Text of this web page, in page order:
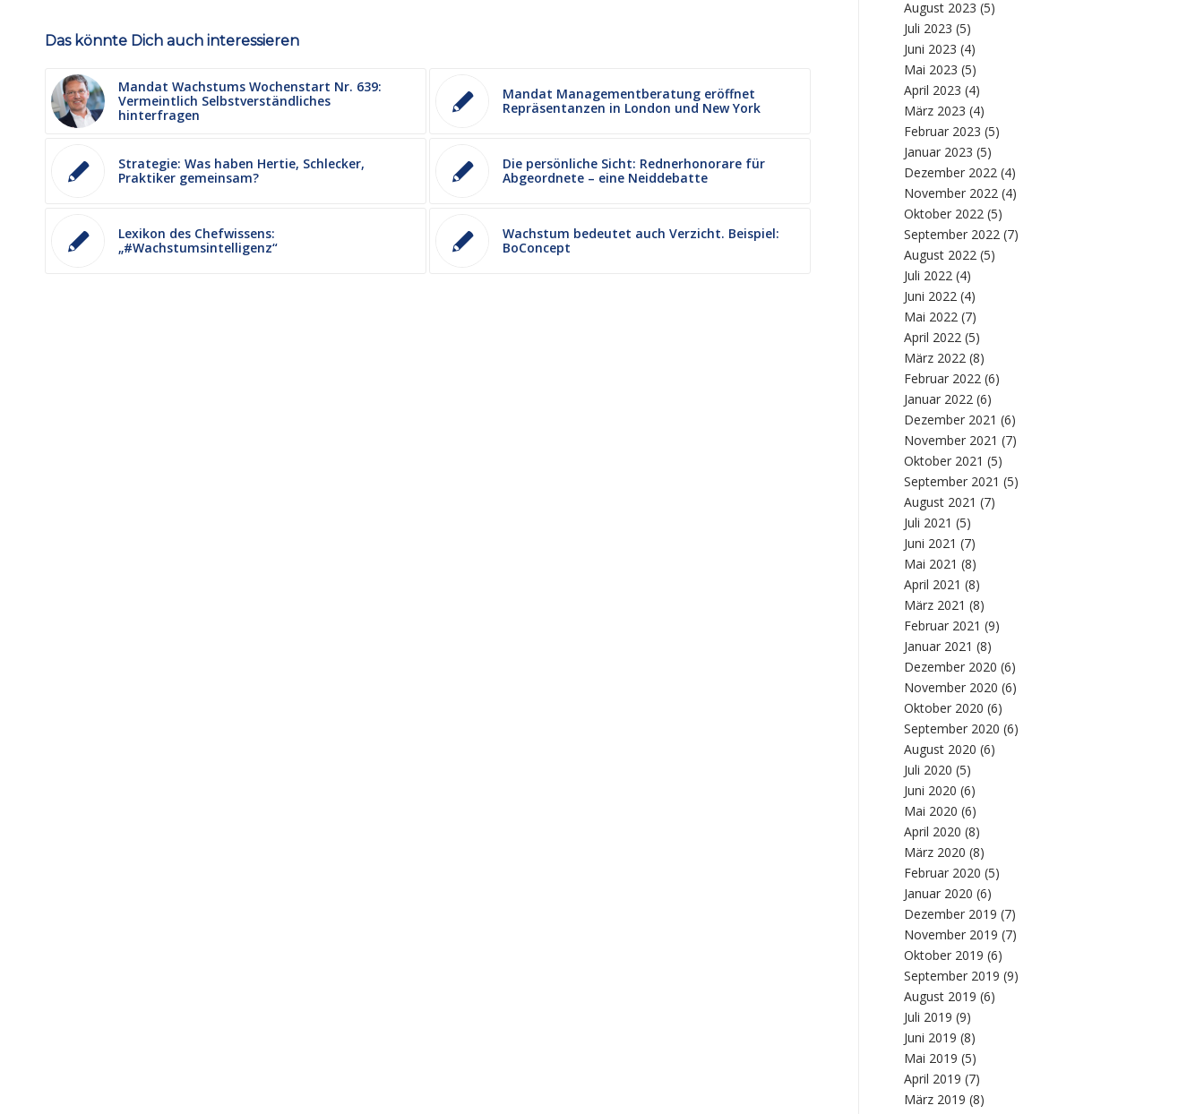
Das könnte Dich auch interessieren
Mandat Wachstums Wochenstart Nr. 639:
Vermeintlich Selbstverständliches
hinterfragen
Mandat Managementberatung eröffnet
Repräsentanzen in London und New York
Strategie: Was haben Hertie, Schlecker,
Praktiker gemeinsam?
Die persönliche Sicht: Rednerhonorare für
Abgeordnete – eine Neiddebatte
Lexikon des Chefwissens:
„#Wachstumsintelligenz“
Wachstum bedeutet auch Verzicht. Beispiel:
BoConcept
August 2023 (5)
Juli 2023 (5)
Juni 2023 (4)
Mai 2023 (5)
April 2023 (4)
März 2023 (4)
Februar 2023 (5)
Januar 2023 (5)
Dezember 2022 (4)
November 2022 (4)
Oktober 2022 (5)
September 2022 (7)
August 2022 (5)
Juli 2022 (4)
Juni 2022 (4)
Mai 2022 (7)
April 2022 (5)
März 2022 (8)
Februar 2022 (6)
Januar 2022 (6)
Dezember 2021 (6)
November 2021 (7)
Oktober 2021 (5)
September 2021 (5)
August 2021 (7)
Juli 2021 (5)
Juni 2021 (7)
Mai 2021 (8)
April 2021 (8)
März 2021 (8)
Februar 2021 (9)
Januar 2021 (8)
Dezember 2020 (6)
November 2020 (6)
Oktober 2020 (6)
September 2020 (6)
August 2020 (6)
Juli 2020 (5)
Juni 2020 (6)
Mai 2020 (6)
April 2020 (8)
März 2020 (8)
Februar 2020 (5)
Januar 2020 (6)
Dezember 2019 (7)
November 2019 (7)
Oktober 2019 (6)
September 2019 (9)
August 2019 (6)
Juli 2019 (9)
Juni 2019 (8)
Mai 2019 (5)
April 2019 (7)
März 2019 (8)